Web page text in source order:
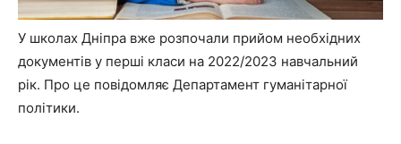
У школах Дніпра вже розпочали прийом необхідних
документів у перші класи на 2022/2023 навчальний
рік. Про це повідомляє Департамент гуманітарної
політики.